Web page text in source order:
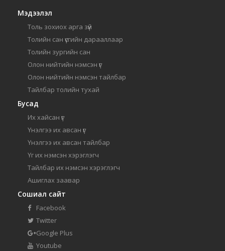
Мэдээлэл
Толь зохиох арга зүй
Толийн сан үсгийн дарааллаар
Толийн зургийн сан
Олон нийтийн нэмсэн үг
Олон нийтийн нэмсэн тайлбар
Тайлбар толийн тухай
Бусад
Их хайсан үг
Үнэлгээ их авсан үг
Үнэлгээ их авсан тайлбар
Үг их нэмсэн хэрэглэгч
Тайлбар их нэмсэн хэрэглэгч
Ашиглах заавар
Сошиал сайт
Facebook
Twitter
Google Plus
Youtube